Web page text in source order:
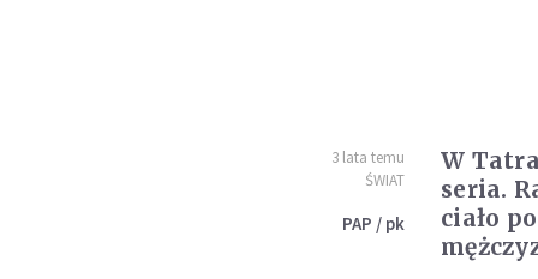
3 lata temu
ŚWIAT
PAP / pk
W
seria.
ciało